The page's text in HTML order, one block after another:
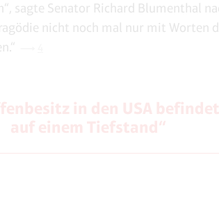
sagte Senator Richard Blumenthal
nicht noch mal nur mit Worten